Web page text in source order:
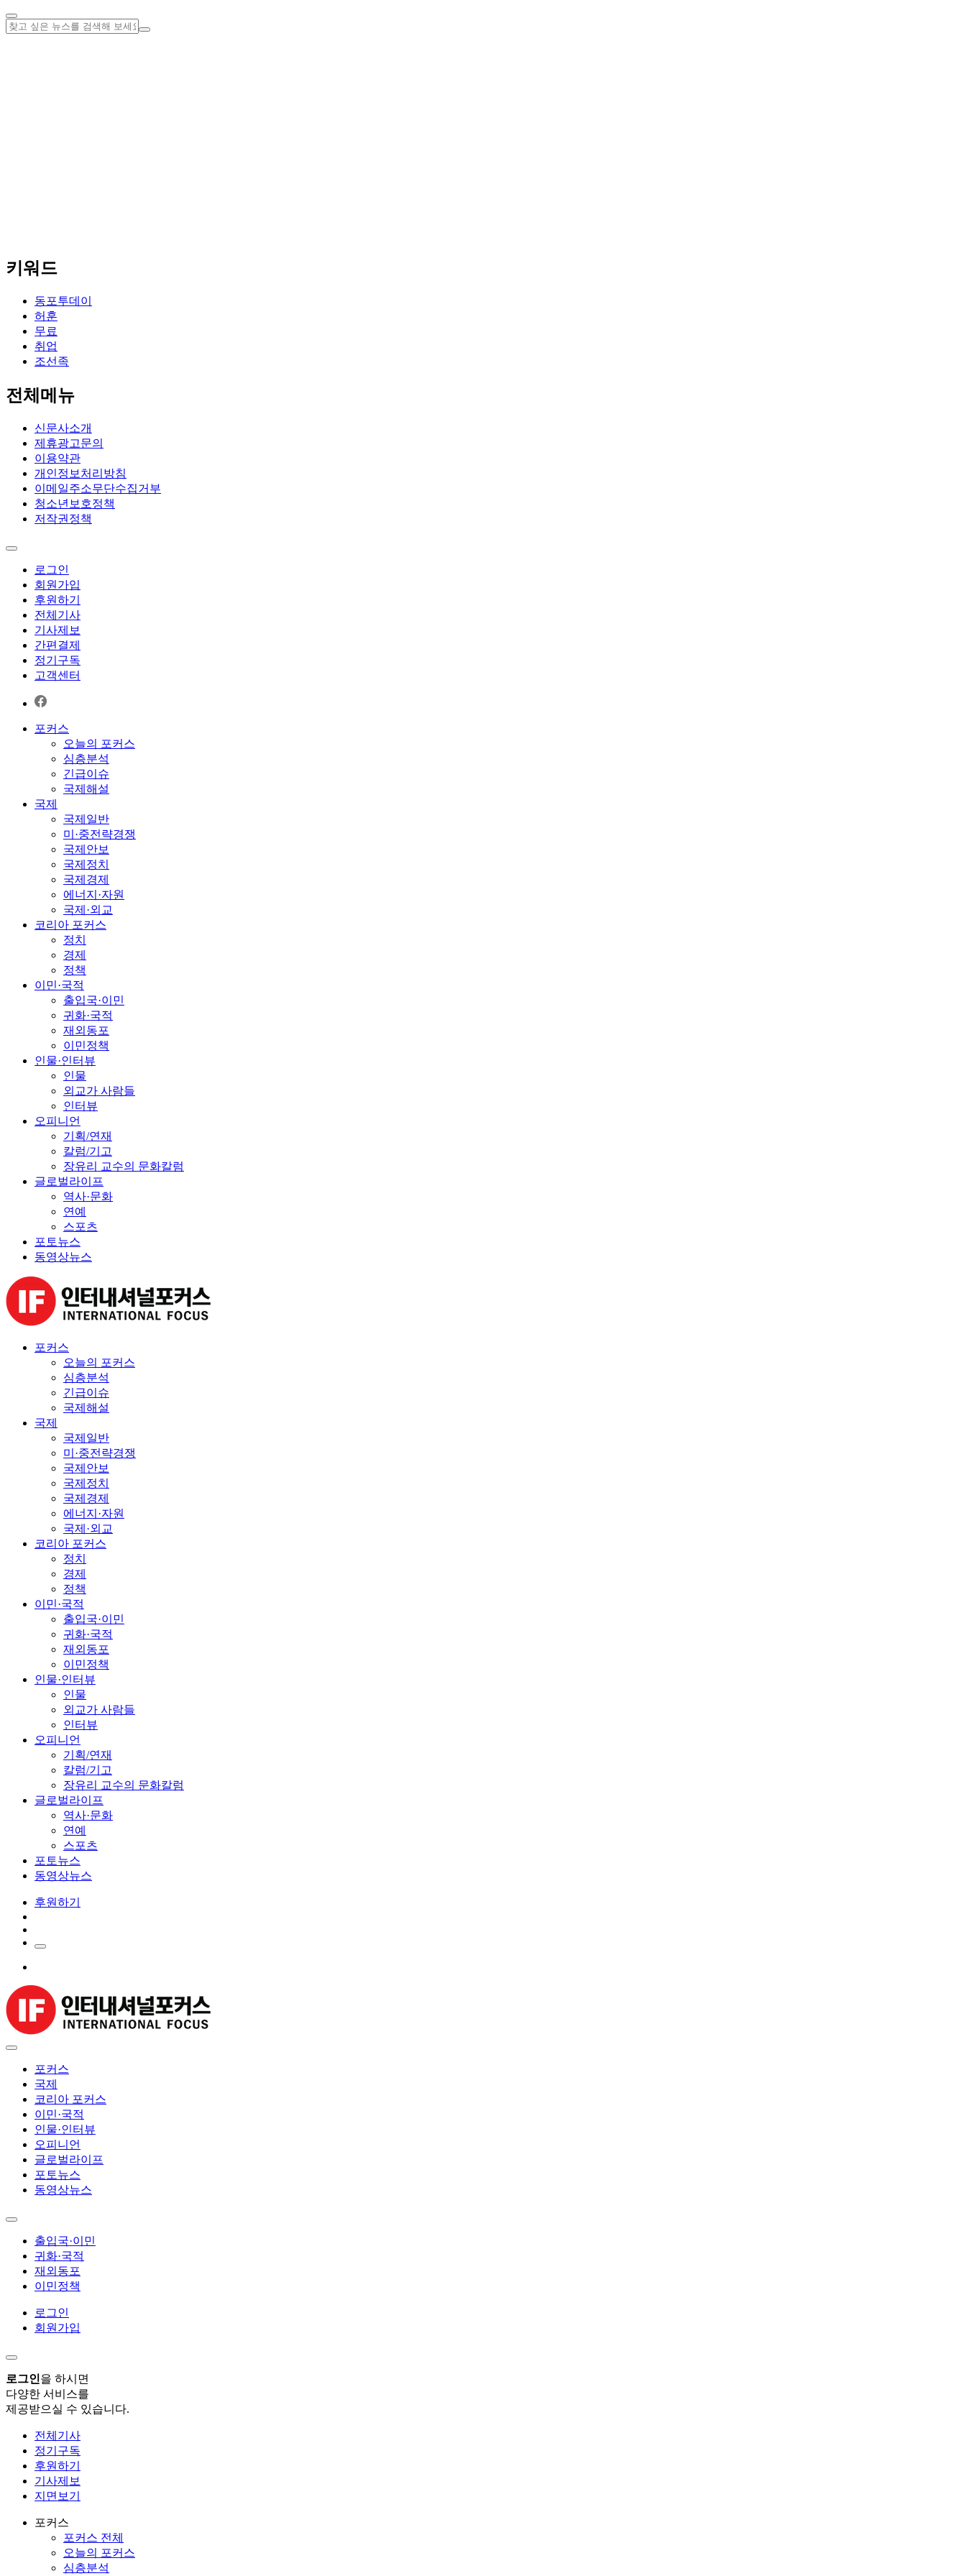
키워드
동포투데이
허훈
무료
취업
조선족
전체메뉴
신문사소개
제휴광고문의
이용약관
개인정보처리방침
이메일주소무단수집거부
청소년보호정책
저작권정책
로그인
회원가입
후원하기
전체기사
기사제보
간편결제
정기구독
고객센터
포커스
오늘의 포커스
심층분석
긴급이슈
국제해설
국제
국제일반
미·중전략경쟁
국제안보
국제정치
국제경제
에너지·자원
국제·외교
코리아 포커스
정치
경제
정책
이민·국적
출입국·이민
귀화·국적
재외동포
이민정책
인물·인터뷰
인물
외교가 사람들
인터뷰
오피니언
기획/연재
칼럼/기고
장유리 교수의 문화칼럼
글로벌라이프
역사·문화
연예
스포츠
포토뉴스
동영상뉴스
포커스
오늘의 포커스
심층분석
긴급이슈
국제해설
국제
국제일반
미·중전략경쟁
국제안보
국제정치
국제경제
에너지·자원
국제·외교
코리아 포커스
정치
경제
정책
이민·국적
출입국·이민
귀화·국적
재외동포
이민정책
인물·인터뷰
인물
외교가 사람들
인터뷰
오피니언
기획/연재
칼럼/기고
장유리 교수의 문화칼럼
글로벌라이프
역사·문화
연예
스포츠
포토뉴스
동영상뉴스
후원하기
포커스
국제
코리아 포커스
이민·국적
인물·인터뷰
오피니언
글로벌라이프
포토뉴스
동영상뉴스
출입국·이민
귀화·국적
재외동포
이민정책
로그인
회원가입
로그인을 하시면
다양한 서비스를
제공받으실 수 있습니다.
전체기사
정기구독
후원하기
기사제보
지면보기
포커스
포커스 전체
오늘의 포커스
심층분석